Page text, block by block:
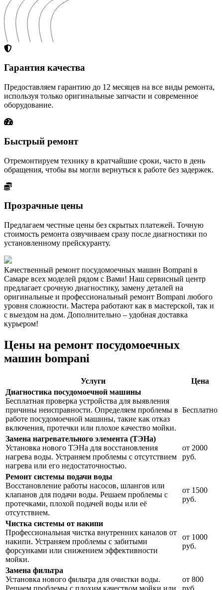
Гарантия качества
Предоставляем гарантию до 12 месяцев на все виды ремонта,
используя только оригинальные запчасти и современное
оборудование.
Быстрый ремонт
Отремонтируем технику в кратчайшие сроки, часто в день
обращения, чтобы вы могли вернуться к работе без задержек.
Прозрачные цены
Предлагаем честные цены без скрытых платежей. Точную
стоимость ремонта озвучиваем сразу после диагностики по
установленному прейскуранту.
Качественный ремонт посудомоечных машин Bompani в
Самаре всех моделей рядом с Вами! Наш сервисный центр
предлагает срочную диагностику, замену деталей на
оригинальные и профессиональный ремонт Bompani любого
уровня сложности. Мастера работают как в мастерской, так и
с выездом на дом. Дополнительно – удобная доставка
курьером!
Цены на ремонт посудомоечных
машин bompani
Услуги
Цена
Диагностика посудомоечной машины
Бесплатная проверка устройства для выявления
причины неисправности. Определяем проблемы в
работе посудомоечной машины, такие как отказ
включения, протечки или плохое качество мойки.
Бесплатно
Замена нагревательного элемента (ТЭНа)
Установка нового ТЭНа для восстановления
нагрева воды. Устраняем проблемы с отсутствием
нагрева или его недостаточностью.
от 2000
руб.
Ремонт системы подачи воды
Восстановление работы насосов, шлангов или
клапанов для подачи воды. Решаем проблемы с
протечками, плохой подачей воды или её
отсутствием.
от 1500
руб.
Чистка системы от накипи
Профессиональная чистка внутренних каналов от
накипи. Устраняем проблемы с забитыми
форсунками или снижением эффективности
мойки.
от 1000
руб.
Замена фильтра
Установка нового фильтра для очистки воды.
Решаем проблемы с плохим качеством мойки или
от 800
руб.